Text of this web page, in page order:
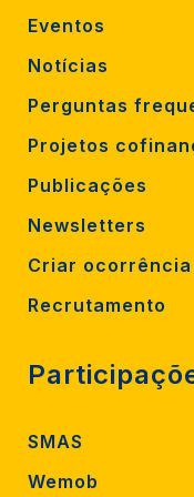
Eventos
Notícias
Perguntas
Projetos
Publicações
Newsletters
Criar ocorrência
Recrutamento
SMAS
Wemob